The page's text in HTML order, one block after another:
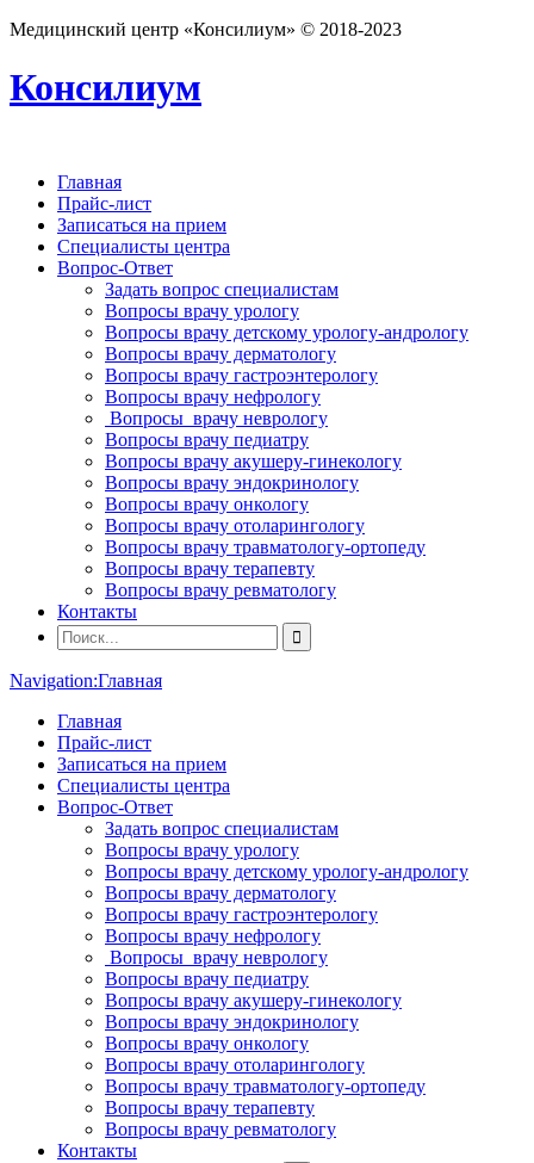
Медицинский центр «Консилиум» © 2018-2023
Консилиум
Главная
Прайс-лист
Записаться на прием
Специалисты центра
Вопрос-Ответ
Задать вопрос специалистам
Вопросы врачу урологу
Вопросы врачу детскому урологу-андрологу
Вопросы врачу дерматологу
Вопросы врачу гастроэнтерологу
Вопросы врачу нефрологу
Вопросы врачу неврологу
Вопросы врачу педиатру
Вопросы врачу акушеру-гинекологу
Вопросы врачу эндокринологу
Вопросы врачу онкологу
Вопросы врачу отоларингологу
Вопросы врачу травматологу-ортопеду
Вопросы врачу терапевту
Вопросы врачу ревматологу
Контакты
Navigation:Главная
Главная
Прайс-лист
Записаться на прием
Специалисты центра
Вопрос-Ответ
Задать вопрос специалистам
Вопросы врачу урологу
Вопросы врачу детскому урологу-андрологу
Вопросы врачу дерматологу
Вопросы врачу гастроэнтерологу
Вопросы врачу нефрологу
Вопросы врачу неврологу
Вопросы врачу педиатру
Вопросы врачу акушеру-гинекологу
Вопросы врачу эндокринологу
Вопросы врачу онкологу
Вопросы врачу отоларингологу
Вопросы врачу травматологу-ортопеду
Вопросы врачу терапевту
Вопросы врачу ревматологу
Контакты